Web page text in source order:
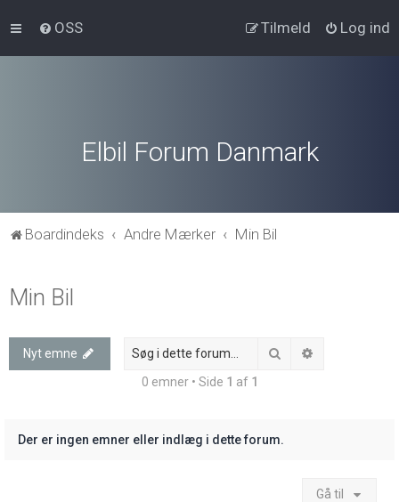
OSS Log ind
Tilmeld
Elbil Forum Danmark
Boardindeks Andre Mærker Min Bil
Min Bil
Nyt emne Søg
0 emner • Side 1 af 1
Der er ingen emner eller indlæg i dette forum.
Gå til